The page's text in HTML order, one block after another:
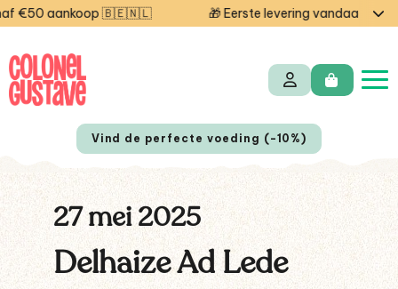
€50 aankoop 🇧🇪🇳🇱 🎁 Eerste levering vandaag
Vind de perfecte voeding (-10%)
27 mei 2025
Delhaize Ad Lede